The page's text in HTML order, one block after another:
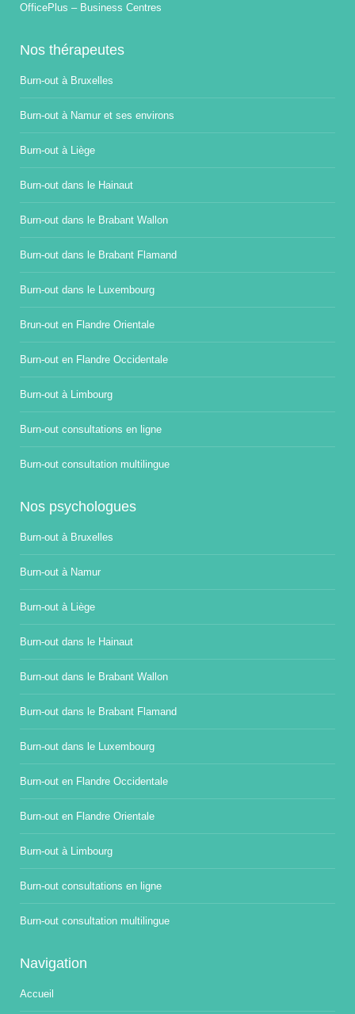
OfficePlus – Business Centres
Nos thérapeutes
Burn-out à Bruxelles
Burn-out à Namur et ses environs
Burn-out à Liège
Burn-out dans le Hainaut
Burn-out dans le Brabant Wallon
Burn-out dans le Brabant Flamand
Burn-out dans le Luxembourg
Brun-out en Flandre Orientale
Burn-out en Flandre Occidentale
Burn-out à Limbourg
Burn-out consultations en ligne
Burn-out consultation multilingue
Nos psychologues
Burn-out à Bruxelles
Burn-out à Namur
Burn-out à Liège
Burn-out dans le Hainaut
Burn-out dans le Brabant Wallon
Burn-out dans le Brabant Flamand
Burn-out dans le Luxembourg
Burn-out en Flandre Occidentale
Burn-out en Flandre Orientale
Burn-out à Limbourg
Burn-out consultations en ligne
Burn-out consultation multilingue
Navigation
Accueil